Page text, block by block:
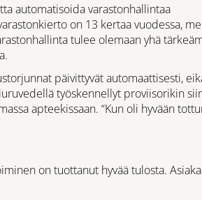
automatisoida varastonhallintaa
on 13 kertaa vuodessa,
tulee olemaan yhä
päivittyvät automaattisesti,
työskennellyt proviisorikin
apteekissaan. “Kun oli hyvään
on tuottanut hyvää tulosta.